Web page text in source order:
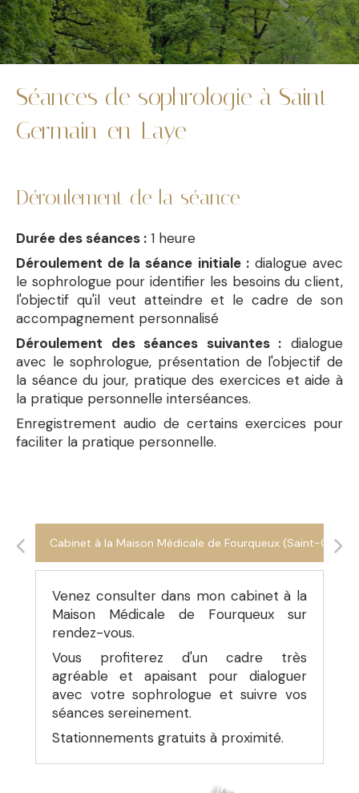
Séances de sophrologie à Saint-
Germain-en-Laye
Déroulement de la séance
Durée des séances : 1 heure
Déroulement de la séance initiale :dialogue avec
le sophrologue pour identifier les besoins du client,
l'objectif qu'il veut atteindre et le cadre de son
accompagnement personnalisé
Déroulement des séances suivantes : dialogue
avec le sophrologue, présentation de l'objectif de
la séance du jour, pratique des exercices et aide à
la pratique personnelle interséances.
Enregistrement audio de certains exercices pour
faciliter la pratique personnelle.
Cabinet à la Maison Médicale de Fourqueux (Saint-
Venez consulter dans mon cabinet à la
Maison Médicale de Fourqueux sur
rendez-vous.
Vous profiterez d'un cadre très
agréable et apaisant pour dialoguer
avec votre sophrologue et suivre vos
séances sereinement.
Stationnements gratuits à proximité.